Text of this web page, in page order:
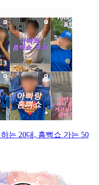
는 20대, 흠뻑쇼 가는 50